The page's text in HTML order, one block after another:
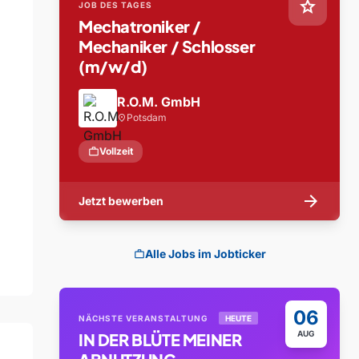
star
JOB DES TAGES
Mechatroniker /
Mechaniker / Schlosser
(m/w/d)
R.O.M. GmbH
location_on Potsdam
workVollzeit
Jetzt bewerben arrow_forward
workAlle Jobs im Jobticker
06
AUG
NÄCHSTE VERANSTALTUNG HEUTE
IN DER BLÜTE MEINER